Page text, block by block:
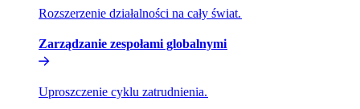
Rozszerzenie działalności na cały świat.​​
Zarządzanie zespołami globalnymi​​
Uproszczenie cyklu zatrudnienia.​​